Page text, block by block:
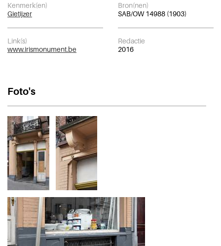
Kenmerk(en)
Gietijzer
Bron(nen)
SAB/OW 14988 (1903)
Link(s)
www.irismonument.be
Redactie
2016
Foto's